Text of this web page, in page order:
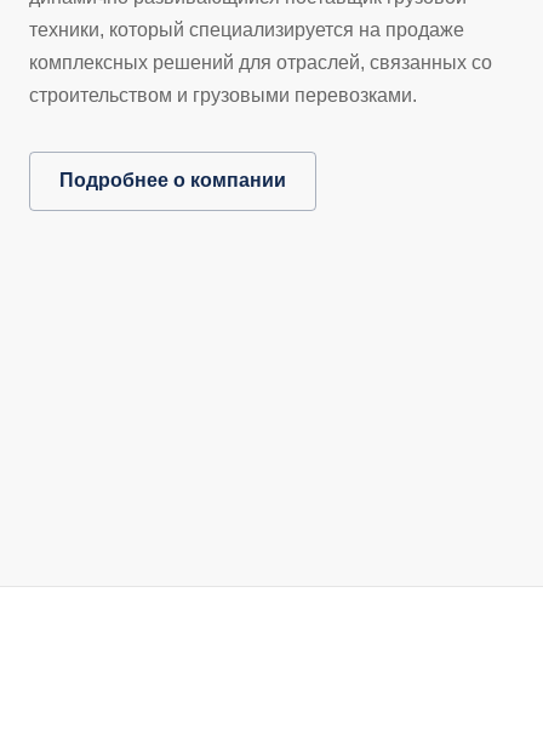
техники, который специализируется на продаже
комплексных решений для отраслей, связанных со
строительством и грузовыми перевозками.
Подробнее о компании